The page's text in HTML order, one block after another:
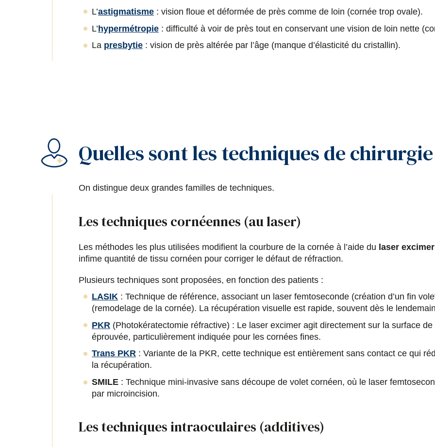
L’astigmatisme : vision floue et déformée de près comme de loin (cornée trop ovale).
L’hypermétropie : difficulté à voir de près tout en conservant une vision de loin nette
La presbytie : vision de près altérée par l’âge (manque d’élasticité du cristallin).
Quelles sont les techniques de
On distingue deux grandes familles de techniques.
Les techniques cornéennes (au laser)
Les méthodes les plus utilisées modifient la courbure de la cornée à l’aide du laser excimer
infime quantité de tissu cornéen pour corriger le défaut de réfraction.
Plusieurs techniques sont proposées, en fonction des patients :
LASIK : Technique de référence, associant un laser femtoseconde (création d’un fin
(remodelage de la cornée). La récupération visuelle est rapide, souvent dès le
PKR (Photokératectomie réfractive) : Le laser excimer agit directement sur la surface
éprouvée, particulièrement indiquée pour les cornées fines.
Trans PKR : Variante de la PKR, cette technique est entièrement sans contact ce qui
la récupération.
SMILE : Technique mini-invasive sans découpe de volet cornéen, où le laser
par microincision.
Les techniques intraoculaires (additives)